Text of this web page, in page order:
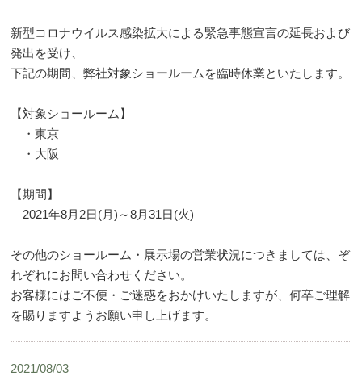
新型コロナウイルス感染拡大による緊急事態宣言の延長および
発出を受け、
下記の期間、弊社対象ショールームを臨時休業といたします。
【対象ショールーム】
・東京
・大阪
【期間】
2021年8月2日(月)～8月31日(火)
その他のショールーム・展示場の営業状況につきましては、ぞ
れぞれにお問い合わせください。
お客様にはご不便・ご迷惑をおかけいたしますが、何卒ご理解
を賜りますようお願い申し上げます。
2021/08/03